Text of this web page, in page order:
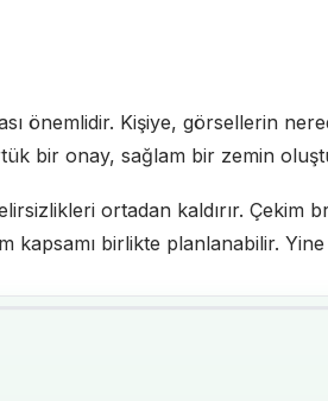
önemlidir. Kişiye, görsellerin
bir onay, sağlam bir zemin
ortadan kaldırır. Çekim
kapsamı birlikte planlanabilir.